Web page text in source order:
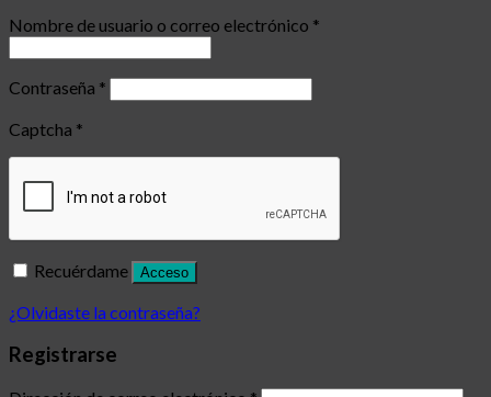
Nombre de usuario o correo electrónico *
Contraseña *
Captcha *
Recuérdame Acceso
¿Olvidaste la contraseña?
Registrarse